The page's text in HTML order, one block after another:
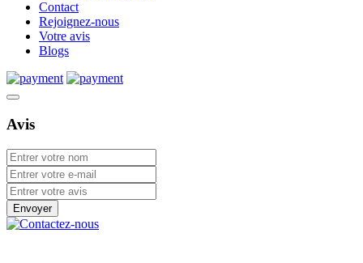
Contact
Rejoignez-nous
Votre avis
Blogs
Avis
Envoyer